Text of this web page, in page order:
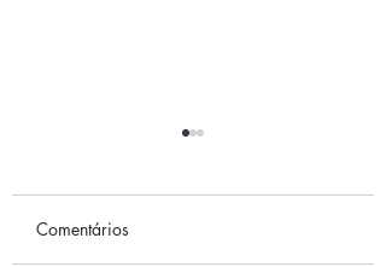
Comentários